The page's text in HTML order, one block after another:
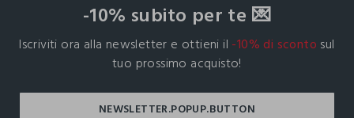
-10% subito per te 💌
Iscriviti ora alla newsletter e ottieni il -10% di sconto sul
tuo prossimo acquisto!